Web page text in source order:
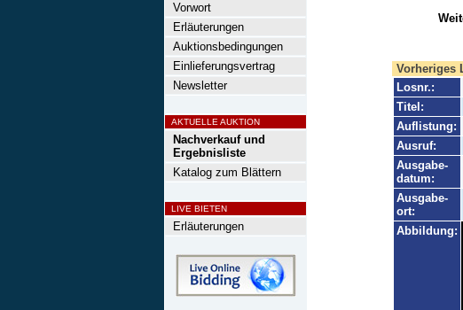
Vorwort
Erläuterungen
Auktionsbedingungen
Einlieferungsvertrag
Newsletter
AKTUELLE AUKTION
Nachverkauf und
Ergebnisliste
Katalog zum Blättern
LIVE BIETEN
Erläuterungen
Vorheriges
Losnr.:
Titel:
Auflistung:
Ausruf:
Ausgabe-
datum:
Ausgabe-
ort:
Abbildung: